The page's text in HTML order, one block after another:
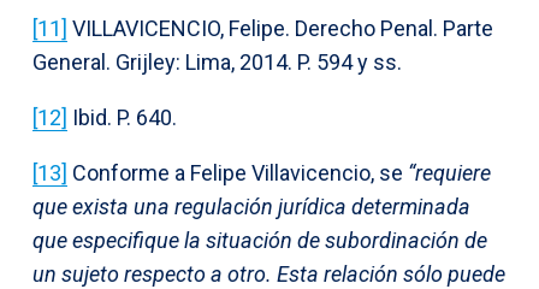
[11] VILLAVICENCIO, Felipe. Derecho Penal. Parte
General. Grijley: Lima, 2014. P. 594 y ss.
[12] Ibid. P. 640.
[13] Conforme a Felipe Villavicencio, se “requiere
que exista una regulación jurídica determinada
que especifique la situación de subordinación de
un sujeto respecto a otro. Esta relación sólo puede